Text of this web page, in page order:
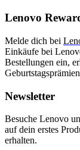
Lenovo
Melde dich bei
Einkäufe bei
Bestellungen ein,
Newsletter
Besuche Lenovo
auf dein erstes
erhalten.